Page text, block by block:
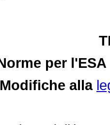
per
Modifiche alla